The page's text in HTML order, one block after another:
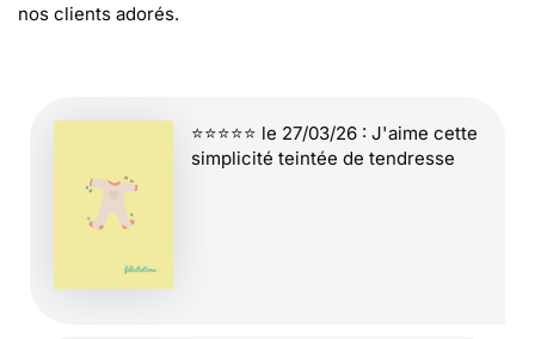
nos clients adorés.
⭐⭐⭐⭐⭐ le 27/03/26 : J'aime cette
simplicité teintée de tendresse